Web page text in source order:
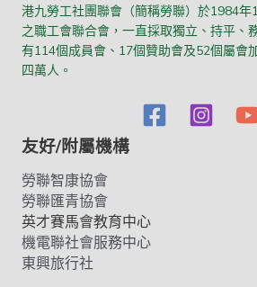
港九勞工社團聯會（簡稱勞聯）於1984
之職工會聯合會，一直採取獨立、持平、
有114個成員會、17個贊助會及52個屬會
四萬人。
友好/附屬機構
勞聯智康協會
勞聯匯青協會
英才賽馬會教育中心
機電聯社會服務中心
東興旅行社